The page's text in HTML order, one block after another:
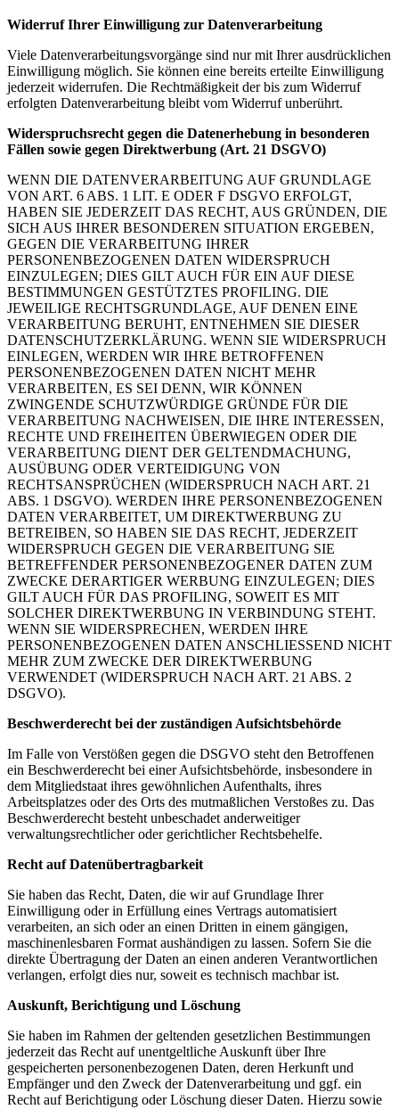
Widerruf Ihrer Einwilligung zur Datenverarbeitung
Viele Datenverarbeitungsvorgänge sind nur mit Ihrer ausdrücklichen
Einwilligung möglich. Sie können eine bereits erteilte Einwilligung
jederzeit widerrufen. Die Rechtmäßigkeit der bis zum Widerruf
erfolgten Datenverarbeitung bleibt vom Widerruf unberührt.
Widerspruchsrecht gegen die Datenerhebung in besonderen
Fällen sowie gegen Direktwerbung (Art. 21 DSGVO)
WENN DIE DATENVERARBEITUNG AUF GRUNDLAGE
VON ART. 6 ABS. 1 LIT. E ODER F DSGVO ERFOLGT,
HABEN SIE JEDERZEIT DAS RECHT, AUS GRÜNDEN, DIE
SICH AUS IHRER BESONDEREN SITUATION ERGEBEN,
GEGEN DIE VERARBEITUNG IHRER
PERSONENBEZOGENEN DATEN WIDERSPRUCH
EINZULEGEN; DIES GILT AUCH FÜR EIN AUF DIESE
BESTIMMUNGEN GESTÜTZTES PROFILING. DIE
JEWEILIGE RECHTSGRUNDLAGE, AUF DENEN EINE
VERARBEITUNG BERUHT, ENTNEHMEN SIE DIESER
DATENSCHUTZERKLÄRUNG. WENN SIE WIDERSPRUCH
EINLEGEN, WERDEN WIR IHRE BETROFFENEN
PERSONENBEZOGENEN DATEN NICHT MEHR
VERARBEITEN, ES SEI DENN, WIR KÖNNEN
ZWINGENDE SCHUTZWÜRDIGE GRÜNDE FÜR DIE
VERARBEITUNG NACHWEISEN, DIE IHRE INTERESSEN,
RECHTE UND FREIHEITEN ÜBERWIEGEN ODER DIE
VERARBEITUNG DIENT DER GELTENDMACHUNG,
AUSÜBUNG ODER VERTEIDIGUNG VON
RECHTSANSPRÜCHEN (WIDERSPRUCH NACH ART. 21
ABS. 1 DSGVO). WERDEN IHRE PERSONENBEZOGENEN
DATEN VERARBEITET, UM DIREKTWERBUNG ZU
BETREIBEN, SO HABEN SIE DAS RECHT, JEDERZEIT
WIDERSPRUCH GEGEN DIE VERARBEITUNG SIE
BETREFFENDER PERSONENBEZOGENER DATEN ZUM
ZWECKE DERARTIGER WERBUNG EINZULEGEN; DIES
GILT AUCH FÜR DAS PROFILING, SOWEIT ES MIT
SOLCHER DIREKTWERBUNG IN VERBINDUNG STEHT.
WENN SIE WIDERSPRECHEN, WERDEN IHRE
PERSONENBEZOGENEN DATEN ANSCHLIESSEND NICHT
MEHR ZUM ZWECKE DER DIREKTWERBUNG
VERWENDET (WIDERSPRUCH NACH ART. 21 ABS. 2
DSGVO).
Beschwerderecht bei der zuständigen Aufsichtsbehörde
Im Falle von Verstößen gegen die DSGVO steht den Betroffenen
ein Beschwerderecht bei einer Aufsichtsbehörde, insbesondere in
dem Mitgliedstaat ihres gewöhnlichen Aufenthalts, ihres
Arbeitsplatzes oder des Orts des mutmaßlichen Verstoßes zu. Das
Beschwerderecht besteht unbeschadet anderweitiger
verwaltungsrechtlicher oder gerichtlicher Rechtsbehelfe.
Recht auf Datenübertragbarkeit
Sie haben das Recht, Daten, die wir auf Grundlage Ihrer
Einwilligung oder in Erfüllung eines Vertrags automatisiert
verarbeiten, an sich oder an einen Dritten in einem gängigen,
maschinenlesbaren Format aushändigen zu lassen. Sofern Sie die
direkte Übertragung der Daten an einen anderen Verantwortlichen
verlangen, erfolgt dies nur, soweit es technisch machbar ist.
Auskunft, Berichtigung und Löschung
Sie haben im Rahmen der geltenden gesetzlichen Bestimmungen
jederzeit das Recht auf unentgeltliche Auskunft über Ihre
gespeicherten personenbezogenen Daten, deren Herkunft und
Empfänger und den Zweck der Datenverarbeitung und ggf. ein
Recht auf Berichtigung oder Löschung dieser Daten. Hierzu sowie